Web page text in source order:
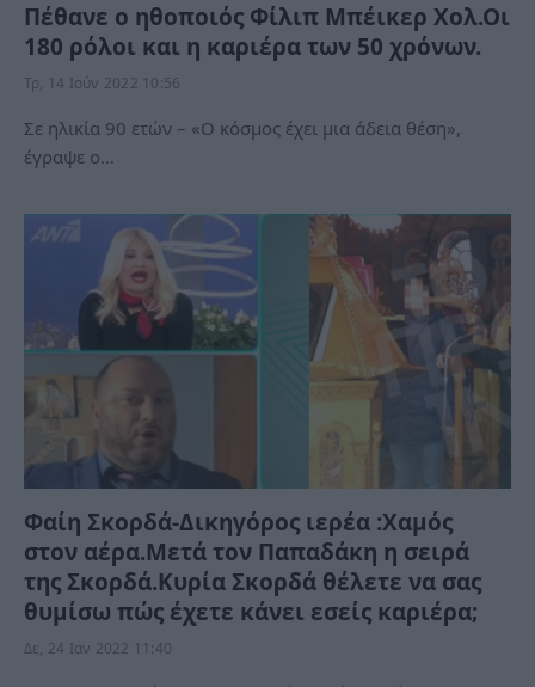
Πέθανε ο ηθοποιός Φίλιπ Μπέικερ Χολ.Οι
180 ρόλοι και η καριέρα των 50 χρόνων.
Τρ, 14 Ιούν 2022 10:56
Σε ηλικία 90 ετών – «Ο κόσμος έχει μια άδεια θέση»,
έγραψε ο…
Φαίη Σκορδά-Δικηγόρος ιερέα :Χαμός
στον αέρα.Μετά τον Παπαδάκη η σειρά
της Σκορδά.Κυρία Σκορδά θέλετε να σας
θυμίσω πώς έχετε κάνει εσείς καριέρα;
Δε, 24 Ιαν 2022 11:40